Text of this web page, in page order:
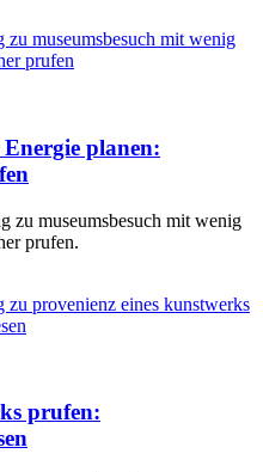
planen:
zu museumsbesuch mit wenig
prufen.
prufen: